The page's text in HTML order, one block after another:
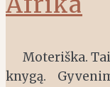
Moteriška.
knygą.